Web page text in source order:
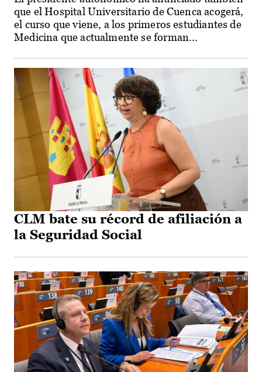
que el Hospital Universitario de Cuenca acogerá,
el curso que viene, a los primeros estudiantes de
Medicina que actualmente se forman...
CLM bate su récord de afiliación a
la Seguridad Social